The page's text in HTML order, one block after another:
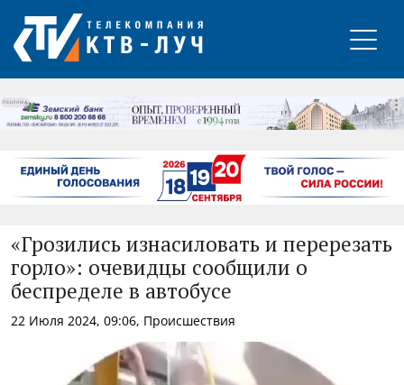
РЕКЛАМА
«Грозились изнасиловать и перерезать
горло»: очевидцы сообщили о
беспределе в автобусе
22 Июля 2024, 09:06, Происшествия